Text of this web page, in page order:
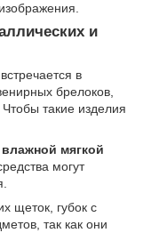
и
в
брелоков,
такие изделия
мягкой
могут
щеток, губок с
так как они